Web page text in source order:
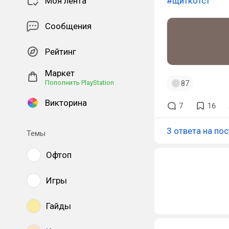
Сообщения
Рейтинг
Маркет
Пополнить PlayStation
Викторина
Темы
Офтоп
Игры
Гайды
87
7 16
3 ответа на